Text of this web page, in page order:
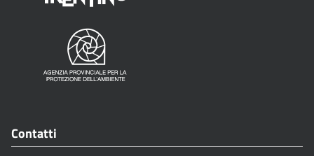
Contatti